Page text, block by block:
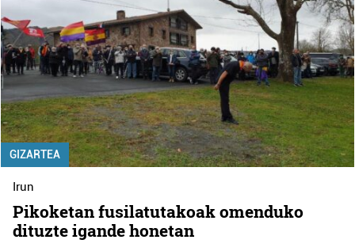
GIZARTEA
Irun
Pikoketan fusilatutakoak omenduko
dituzte igande honetan